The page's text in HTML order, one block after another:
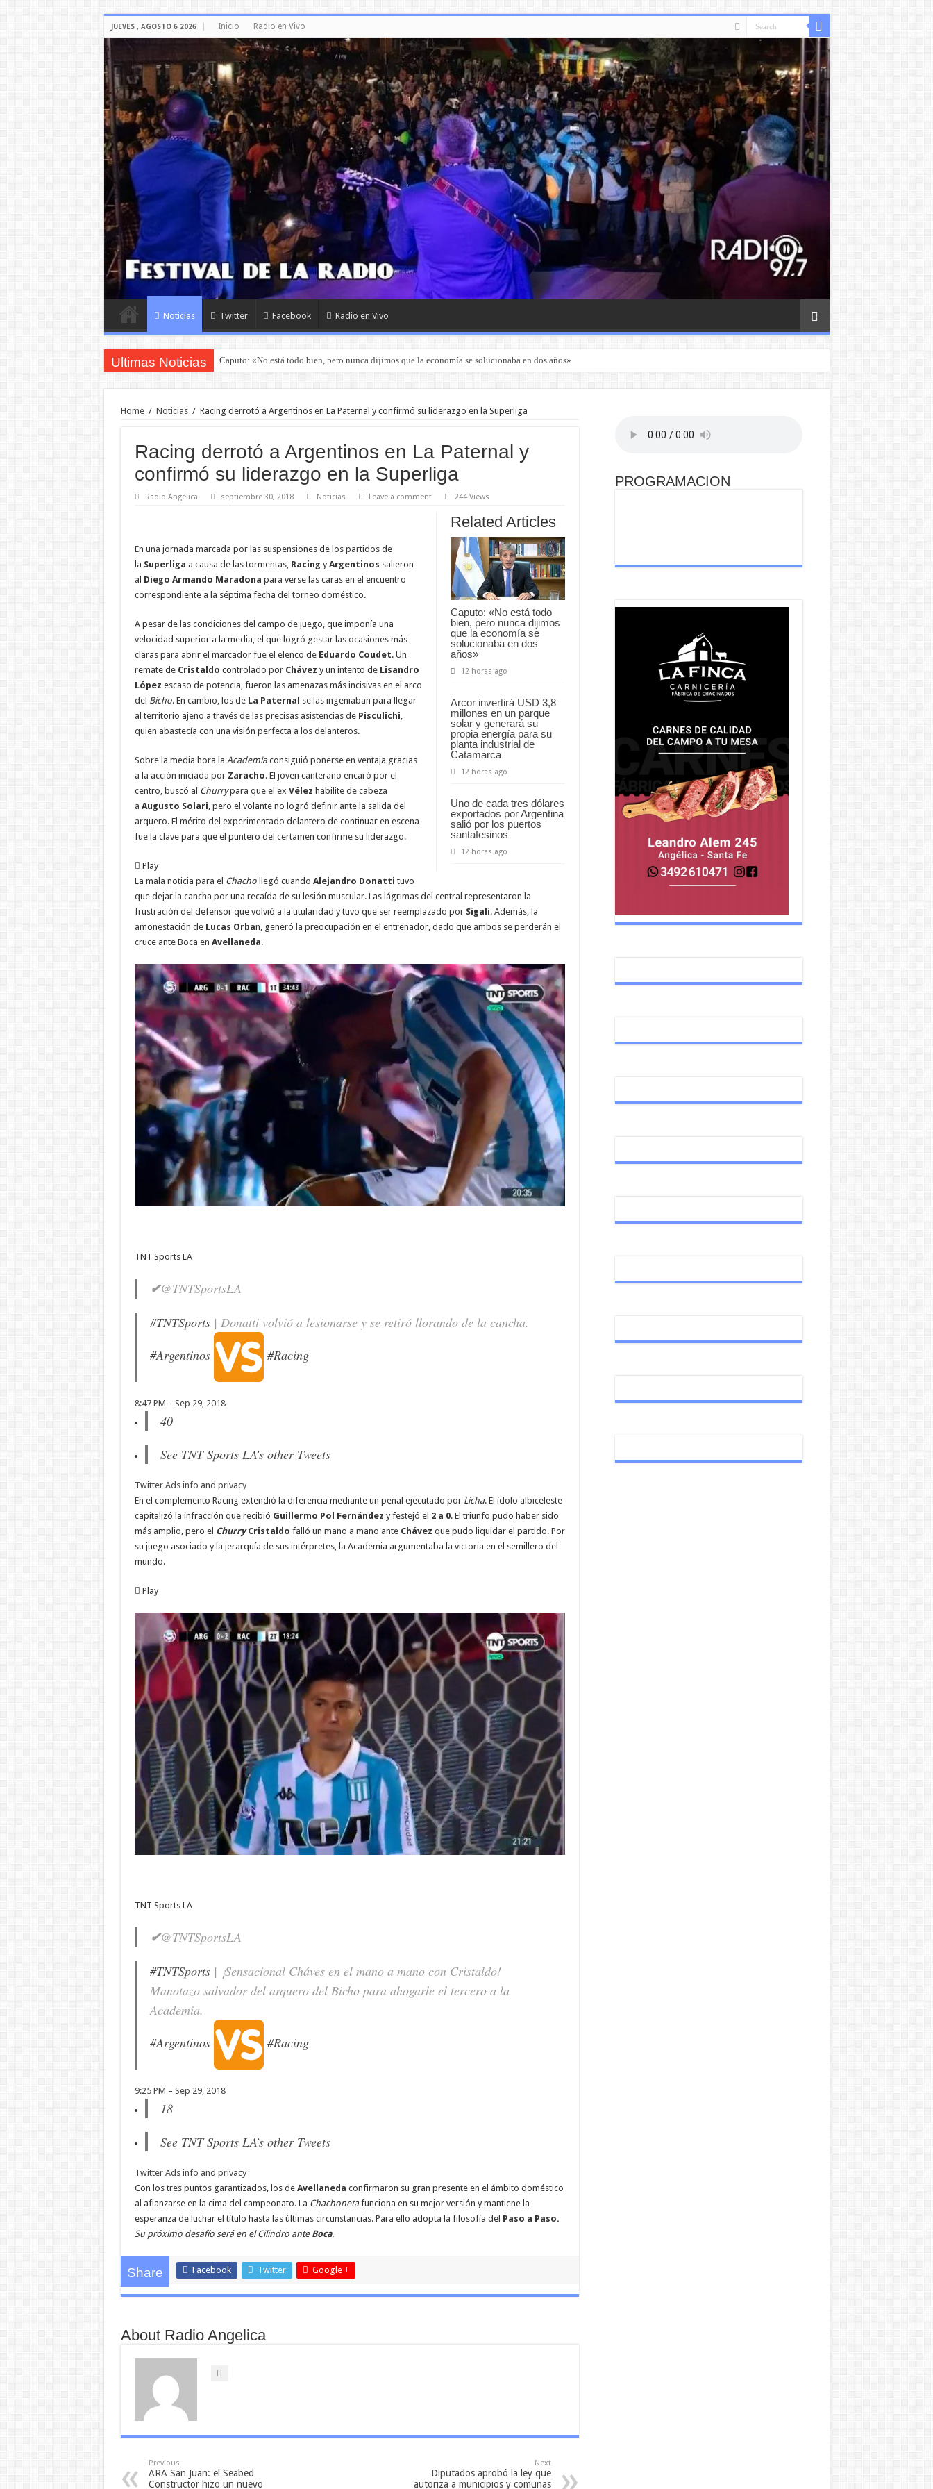
JUEVES , AGOSTO 6 2026 Inicio Radio en Vivo
Noticias Twitter Facebook Radio en Vivo
Ultimas Noticias Caputo: «No está todo bien, pero nunca dijimos que la economía se solucionaba en dos años»
Home / Noticias / Racing derrotó a Argentinos en La Paternal y confirmó su liderazgo en la Superliga
Racing derrotó a Argentinos en La Paternal y
confirmó su liderazgo en la Superliga
Radio Angelica septiembre 30, 2018 Noticias Leave a comment 244 Views
Related Articles
Caputo: «No está todo
bien, pero nunca dijimos
que la economía se
solucionaba en dos
años»
12 horas ago
Arcor invertirá USD 3,8
millones en un parque
solar y generará su
propia energía para su
planta industrial de
Catamarca
12 horas ago
Uno de cada tres dólares
exportados por Argentina
salió por los puertos
santafesinos
12 horas ago
En una jornada marcada por las suspensiones de los partidos de
la Superliga a causa de las tormentas, Racing yArgentinos salieron
al Diego Armando Maradona para verse las caras en el encuentro
correspondiente a la séptima fecha del torneo doméstico.
A pesar de las condiciones del campo de juego, que imponía una
velocidad superior a la media, el que logró gestar las ocasiones más
claras para abrir el marcador fue el elenco de Eduardo Coudet. Un
remate de Cristaldo controlado por Chávez y un intento de Lisandro
López escaso de potencia, fueron las amenazas más incisivas en el arco
del Bicho. En cambio, los de La Paternal se las ingeniaban para llegar
al territorio ajeno a través de las precisas asistencias de Pisculichi,
quien abastecía con una visión perfecta a los delanteros.
Sobre la media hora la Academiaconsiguió ponerse en ventaja gracias
a la acción iniciada por Zaracho. El joven canterano encaró por el
centro, buscó al Churrypara que el ex Vélez habilite de cabeza
a Augusto Solari, pero el volante no logró definir ante la salida del
arquero. El mérito del experimentado delantero de continuar en escena
fue la clave para que el puntero del certamen confirme su liderazgo.
Play
La mala noticia para el Chacho llegó cuando Alejandro Donatti tuvo
que dejar la cancha por una recaída de su lesión muscular. Las lágrimas del central representaron la
frustración del defensor que volvió a la titularidad y tuvo que ser reemplazado por Sigali. Además, la
amonestación de Lucas Orban, generó la preocupación en el entrenador, dado que ambos se perderán el
cruce ante Boca en Avellaneda.
TNT Sports LA
✔@TNTSportsLA
#TNTSports| Donatti volvió a lesionarse y se retiró llorando de la cancha.
#Argentinos #Racing
8:47 PM – Sep 29, 2018
40
See TNT Sports LA’s other Tweets
Twitter Ads info and privacy
En el complemento Racing extendió la diferencia mediante un penal ejecutado por Licha. El ídolo albiceleste
capitalizó la infracción que recibió Guillermo Pol Fernández y festejó el 2 a 0. El triunfo pudo haber sido
más amplio, pero el ChurryCristaldo falló un mano a mano ante Chávez que pudo liquidar el partido. Por
su juego asociado y la jerarquía de sus intérpretes, la Academia argumentaba la victoria en el semillero del
mundo.
Play
TNT Sports LA
✔@TNTSportsLA
#TNTSports| ¡Sensacional Cháves en el mano a mano con Cristaldo!
Manotazo salvador del arquero del Bicho para ahogarle el tercero a la
Academia.
#Argentinos #Racing
9:25 PM – Sep 29, 2018
18
See TNT Sports LA’s other Tweets
Twitter Ads info and privacy
Con los tres puntos garantizados, los de Avellaneda confirmaron su gran presente en el ámbito doméstico
al afianzarse en la cima del campeonato. La Chachonetafunciona en su mejor versión y mantiene la
esperanza de luchar el título hasta las últimas circunstancias. Para ello adopta la filosofía del Paso a Paso.
Su próximo desafío será en el Cilindro ante Boca.
Share Facebook Twitter Google +
About Radio Angelica
Previous
ARA San Juan: el Seabed
Constructor hizo un nuevo
Next
Diputados aprobó la ley que
autoriza a municipios y comunas
PROGRAMACION